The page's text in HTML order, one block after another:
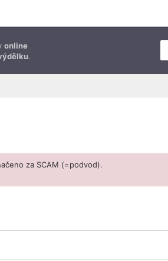
online
.
za SCAM (=podvod).